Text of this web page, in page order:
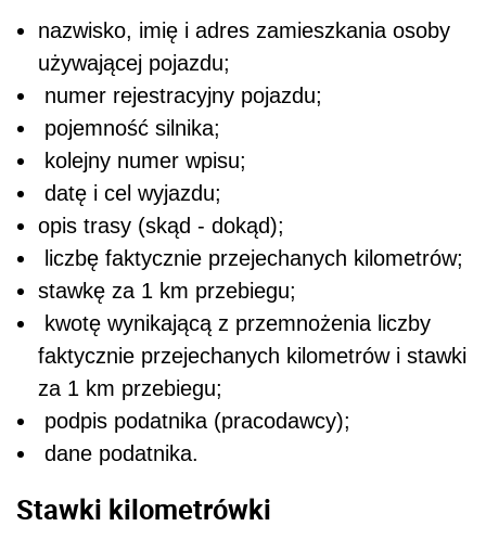
nazwisko, imię i adres zamieszkania osoby
używającej pojazdu;
numer rejestracyjny pojazdu;
pojemność silnika;
kolejny numer wpisu;
datę i cel wyjazdu;
opis trasy (skąd - dokąd);
liczbę faktycznie przejechanych kilometrów;
stawkę za 1 km przebiegu;
kwotę wynikającą z przemnożenia liczby
faktycznie przejechanych kilometrów i stawki
za 1 km przebiegu;
podpis podatnika (pracodawcy);
dane podatnika.
Stawki kilometrówki